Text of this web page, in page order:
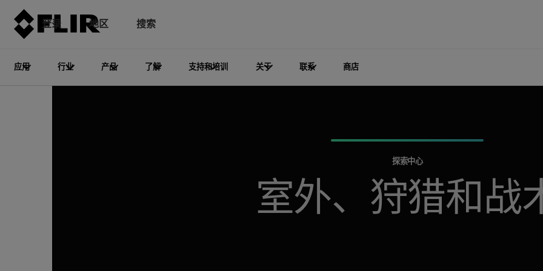
登录 地区 搜索
应用 行业 产品 了解 支持和培训 关于 联系 商店
探索中心
室外、狩猎和战